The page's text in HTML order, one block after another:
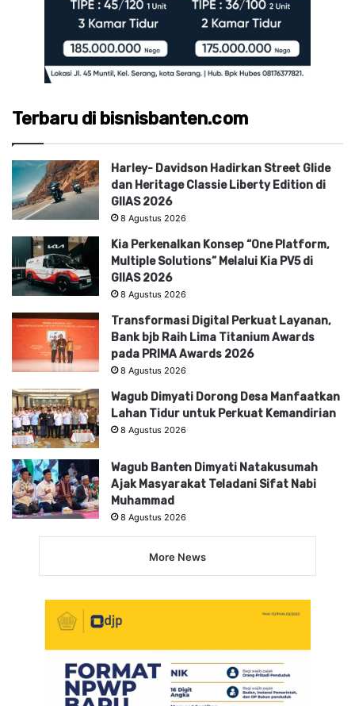
Terbaru di bisnisbanten.com
Harley- Davidson Hadirkan Street Glide
dan Heritage Classie Liberty Edition di
GIIAS 2026
8 Agustus 2026
Kia Perkenalkan Konsep “One Platform,
Multiple Solutions” Melalui Kia PV5 di
GIIAS 2026
8 Agustus 2026
Transformasi Digital Perkuat Layanan,
Bank bjb Raih Lima Titanium Awards
pada PRIMA Awards 2026
8 Agustus 2026
Wagub Dimyati Dorong Desa Manfaatkan
Lahan Tidur untuk Perkuat Kemandirian
8 Agustus 2026
Wagub Banten Dimyati Natakusumah
Ajak Masyarakat Teladani Sifat Nabi
Muhammad
8 Agustus 2026
More News